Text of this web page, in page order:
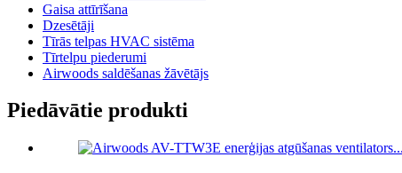
Gaisa attīrīšana
Dzesētāji
Tīrās telpas HVAC sistēma
Tīrtelpu piederumi
Airwoods saldēšanas žāvētājs
Piedāvātie produkti